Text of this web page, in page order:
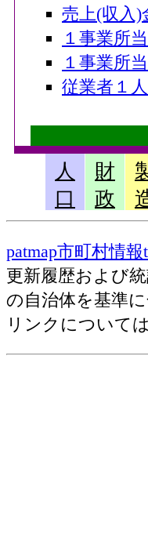
売上(収入)
１事業所
１事業所
従業者１
畜産産出
果実産出
耕種産出
農業産出
野菜産出
売上(収入)
人
口
財
政
patmap市町村情
更新履歴および
の自治体を基準
リンクについて